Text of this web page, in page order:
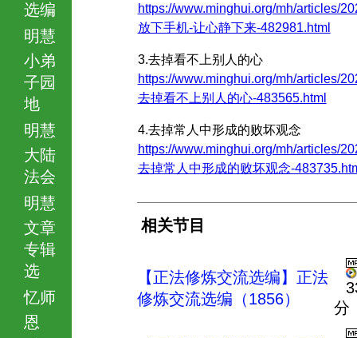
选编
明慧
小弟
子园
地
明慧
大陆
法会
明慧
文章
专辑
选
忆师
恩
https://www.minghui.org/mh/articles/
放下手机-让心静下来-482981.html
3.去掉看不上别人的心
https://www.minghui.org/mh/articles/
去掉看不上别人的心-483565.html
4.去掉常人中形成的败坏观念
https://www.minghui.org/mh/articles/
去掉常人中形成的败坏观念-
相关节目
【正法修炼交流选编】正法
修炼交流选编（1856）
分